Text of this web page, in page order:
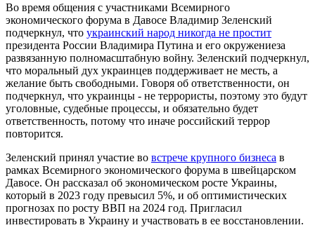
Во время общения с участниками Всемирного
экономического форума в Давосе Владимир Зеленский
подчеркнул, что украинский народ никогда не простит
президента России Владимира Путина и его окружениеза
развязанную полномасштабную войну. Зеленский подчеркнул,
что моральный дух украинцев поддерживает не месть, а
желание быть свободными. Говоря об ответственности, он
подчеркнул, что украинцы - не террористы, поэтому это будут
уголовные, судебные процессы, и обязательно будет
ответственность, потому что иначе российский террор
повторится.
Зеленский принял участие во встрече крупного бизнеса в
рамках Всемирного экономического форума в швейцарском
Давосе. Он рассказал об экономическом росте Украины,
который в 2023 году превысил 5%, и об оптимистических
прогнозах по росту ВВП на 2024 год. Пригласил
инвестировать в Украину и участвовать в ее восстановлении.